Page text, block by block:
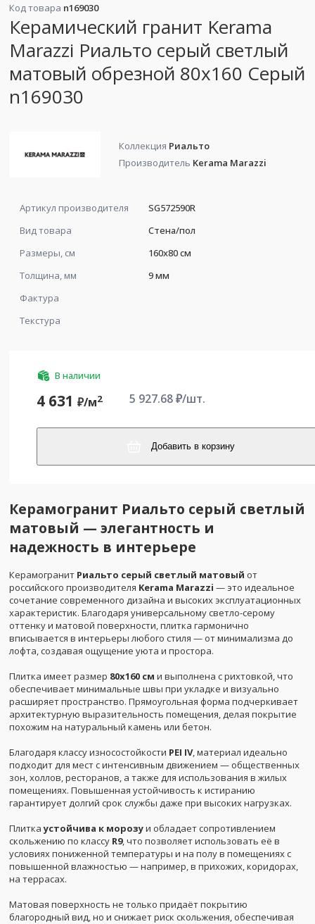
Код товара n169030
Керамический гранит Kerama
Marazzi Риальто серый светлый
матовый обрезной 80x160 Серый
n169030
Коллекция Риальто
Производитель Kerama Marazzi
Артикул производителя
SG572590R
Вид товара
Стена/пол
Размеры, см
160x80 см
Толщина, мм
9 мм
Фактура
Текстура
В наличии
4 631 ₽/м2 5 927.68₽/шт.
Добавить в корзину
Керамогранит Риальто серый светлый
матовый — элегантность и
надежность в интерьере
Керамогранит Риальто серый светлый матовый от
российского производителя Kerama Marazzi — это идеальное
сочетание современного дизайна и высоких эксплуатационных
характеристик. Благодаря универсальному светло-серому
оттенку и матовой поверхности, плитка гармонично
вписывается в интерьеры любого стиля — от минимализма до
лофта, создавая ощущение уюта и простора.
Плитка имеет размер 80x160 см и выполнена с рихтовкой, что
обеспечивает минимальные швы при укладке и визуально
расширяет пространство. Прямоугольная форма подчеркивает
архитектурную выразительность помещения, делая покрытие
похожим на натуральный камень или бетон.
Благодаря классу износостойкости PEI IV, материал идеально
подходит для мест с интенсивным движением — общественных
зон, холлов, ресторанов, а также для использования в жилых
помещениях. Повышенная устойчивость к истиранию
гарантирует долгий срок службы даже при высоких нагрузках.
Плиткаустойчива к морозуи обладает сопротивлением
скольжению по классу R9, что позволяет использовать её в
условиях пониженной температуры и на полу в помещениях с
повышенной влажностью — например, в прихожих, коридорах,
на террасах.
Матовая поверхность не только придаёт покрытию
благородный вид, но и снижает риск скольжения, обеспечивая